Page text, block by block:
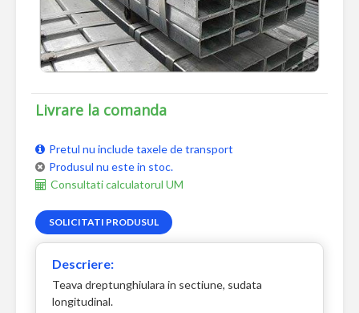
Livrare la comanda
Pretul nu include taxele de transport
Produsul nu este in stoc.
Consultati calculatorul UM
SOLICITATI PRODUSUL
Descriere:
Teava dreptunghiulara in sectiune, sudata
longitudinal.